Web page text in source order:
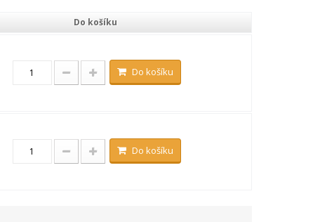
Do košíku
Do košíku
Do košíku